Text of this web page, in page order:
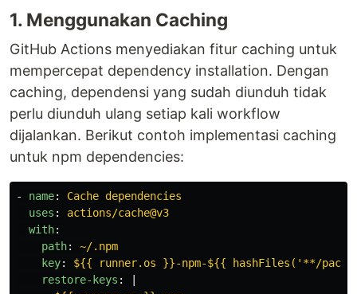
1. Menggunakan Caching
GitHub Actions menyediakan fitur caching untuk
mempercepat dependency installation. Dengan
caching, dependensi yang sudah diunduh tidak
perlu diunduh ulang setiap kali workflow
dijalankan. Berikut contoh implementasi caching
untuk npm dependencies:
- name:
Cache dependencies
uses :
actions/cache@v3
with:
path:
~/.npm
key:
${{ runner.os }}-npm-${{ hashFiles('**/
restore-keys :